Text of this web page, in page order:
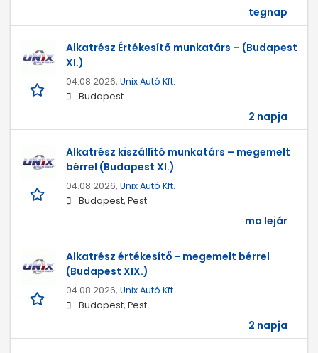
tegnap
Alkatrész Értékesítő munkatárs – (Budapest
XI.)
04.08.2026, Unix Autó Kft.
Budapest
2 napja
Alkatrész kiszállító munkatárs – megemelt
bérrel (Budapest XI.)
04.08.2026, Unix Autó Kft.
Budapest, Pest
ma lejár
Alkatrész értékesítő - megemelt bérrel
(Budapest XIX.)
04.08.2026, Unix Autó Kft.
Budapest, Pest
2 napja